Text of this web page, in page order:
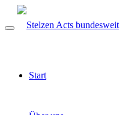
Start